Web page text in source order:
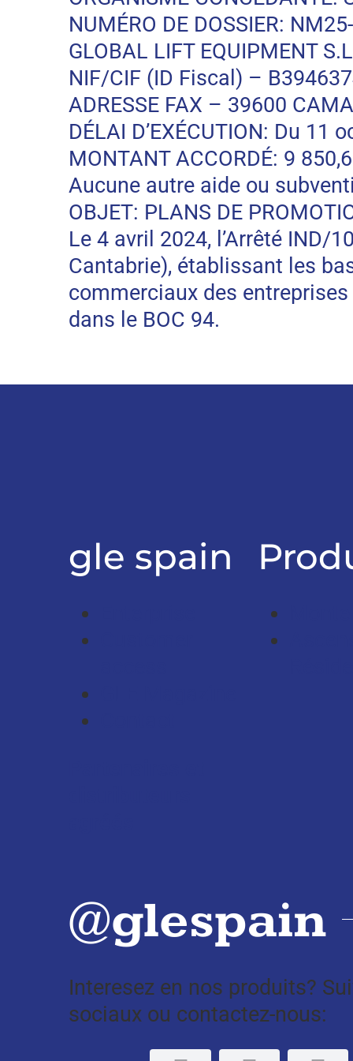
NUMÉRO DE DOSSIER:
GLOBAL LIFT EQUIPMENT
NIF/CIF (ID Fiscal) –
ADRESSE FAX – 39600
DÉLAI D’EXÉCUTION: Du
MONTANT ACCORDÉ: 9
Aucune autre aide ou
OBJET: PLANS DE
Le 4 avril 2024, l’Arrêté IND/
Cantabrie), établissant les
commerciaux des
dans le BOC 94.
gle spain
@glespain
Interesez en nos produits?
sociaux ou contactez-nous: